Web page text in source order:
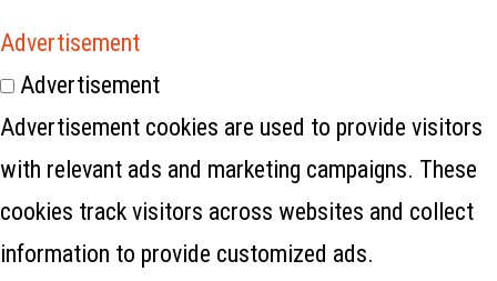
Advertisement
Advertisement
Advertisement cookies are used to provide visitors
with relevant ads and marketing campaigns. These
cookies track visitors across websites and collect
information to provide customized ads.